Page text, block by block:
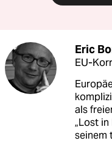
Eric
EU-
als
„Lost
seinem